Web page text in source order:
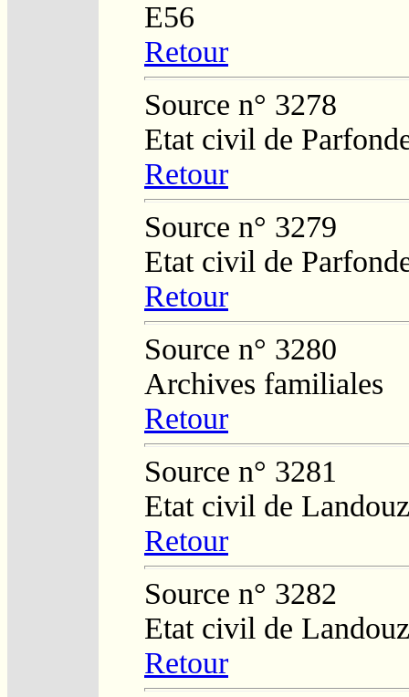
E56
Retour
Source n° 3278
Etat civil de
Retour
Source n° 3279
Etat civil de
Retour
Source n° 3280
Archives familiales
Retour
Source n° 3281
Etat civil de
Retour
Source n° 3282
Etat civil de
Retour